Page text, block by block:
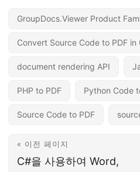
GroupDocs.Viewer Product
Convert Source Code to PDF in
document rendering API
PHP to PDF Python Code
Source Code to PDF
« 이전 페이지
C#을 사용하여 Word,